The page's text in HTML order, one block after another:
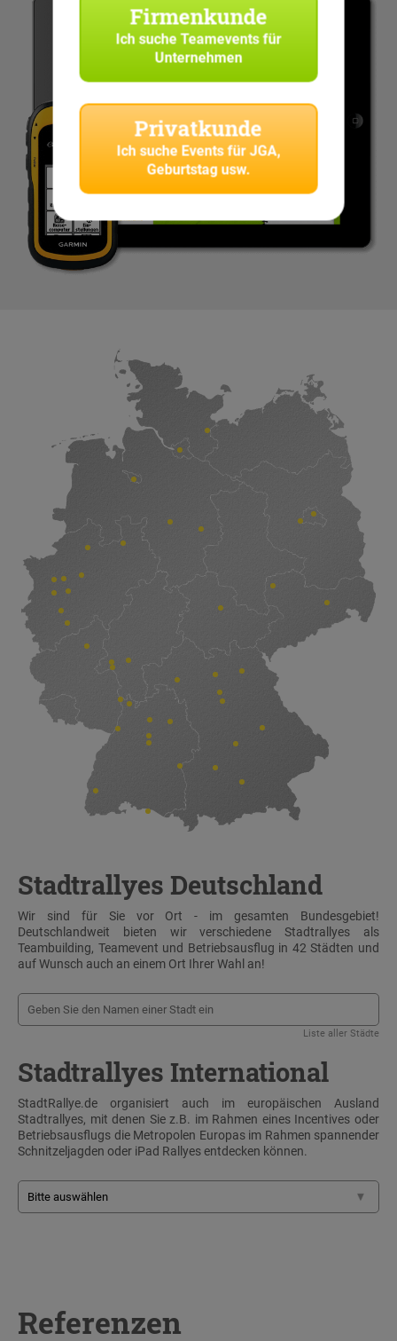
Stadtrallyes Deutschland
Wir sind für Sie vor Ort - im gesamten Bundesgebiet!
Deutschlandweit bieten wir verschiedene Stadtrallyes als
Teambuilding, Teamevent und Betriebsausflug in 42 Städten und
auf Wunsch auch an einem Ort Ihrer Wahl an!
Liste aller Städte
Stadtrallyes International
StadtRallye.de organisiert auch im europäischen Ausland
Stadtrallyes, mit denen Sie z.B. im Rahmen eines Incentives oder
Betriebsausflugs die Metropolen Europas im Rahmen spannender
Schnitzeljagden oder iPad Rallyes entdecken können.
Referenzen
Firmenkunde
Ich sucheTeamevents für
Unternehmen
Privatkunde
Ich suche Events für JGA,
Geburtstag usw.